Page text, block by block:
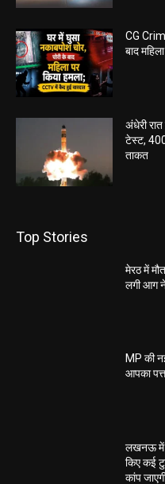
CG
बाद
अंधेरी
टेस्ट,
ताकत
Top Stories
मेरठ में
लगी आग ने
MP की
आपका
लखनऊ में
किए कई
कांप